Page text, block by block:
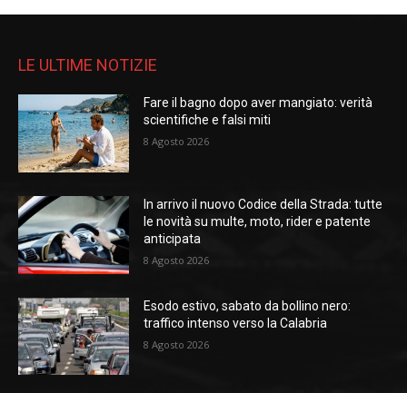
LE ULTIME NOTIZIE
Fare il bagno dopo aver mangiato: verità
scientifiche e falsi miti
8 Agosto 2026
In arrivo il nuovo Codice della Strada: tutte
le novità su multe, moto, rider e patente
anticipata
8 Agosto 2026
Esodo estivo, sabato da bollino nero:
traffico intenso verso la Calabria
8 Agosto 2026